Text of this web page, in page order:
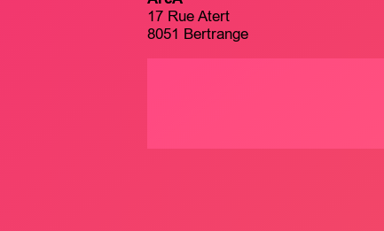
17 Rue Atert
8051 Bertrange